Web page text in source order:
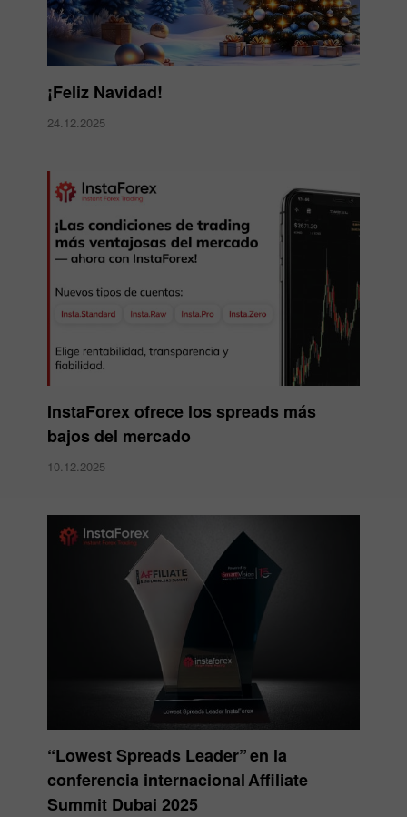
¡Feliz Navidad!
24.12.2025
InstaForex ofrece los spreads más
bajos del mercado
10.12.2025
“Lowest Spreads Leader” en la
conferencia internacional Affiliate
Summit Dubai 2025